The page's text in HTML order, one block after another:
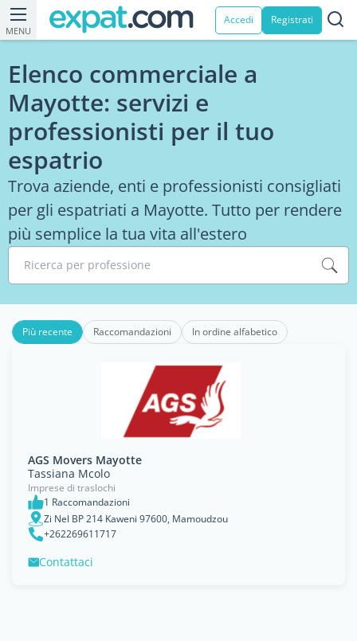
MENU
Accedi Registrati
Elenco commerciale a
Mayotte: servizi e
professionisti per il tuo
espatrio
Trova aziende, enti e professionisti consigliati
per gli espatriati a Mayotte. Tutto per rendere
più semplice la tua vita all'estero
Ricerca per professione
Più recente Raccomandazioni In ordine alfabetico
AGS Movers Mayotte
Tassiana Mcolo
Imprese di traslochi
1 Raccomandazioni
Zi Nel BP 214 Kaweni 97600, Mamoudzou
+262269611717
Contattaci